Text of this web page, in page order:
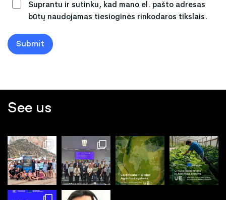
Suprantu ir sutinku, kad mano el. pašto adresas
būtų naudojamas tiesioginės rinkodaros tikslais.
Submit
See us